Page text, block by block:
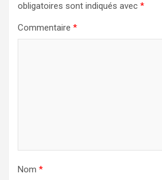
obligatoires sont indiqués avec *
Commentaire *
Nom *